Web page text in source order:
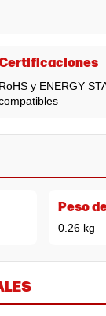
RoHS y ENERGY
Peso
0.26 kg